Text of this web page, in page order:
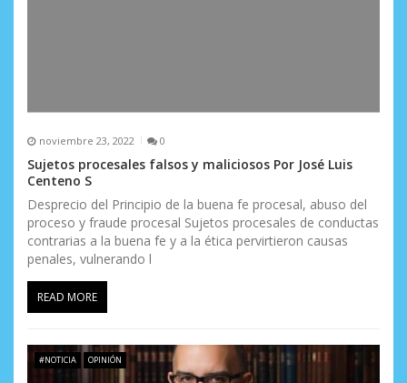
noviembre 23, 2022 0
Sujetos procesales falsos y maliciosos Por José Luis
Centeno S
Desprecio del Principio de la buena fe procesal, abuso del
proceso y fraude procesal Sujetos procesales de conductas
contrarias a la buena fe y a la ética pervirtieron causas
penales, vulnerando l
READ MORE
#NOTICIA OPINIÓN